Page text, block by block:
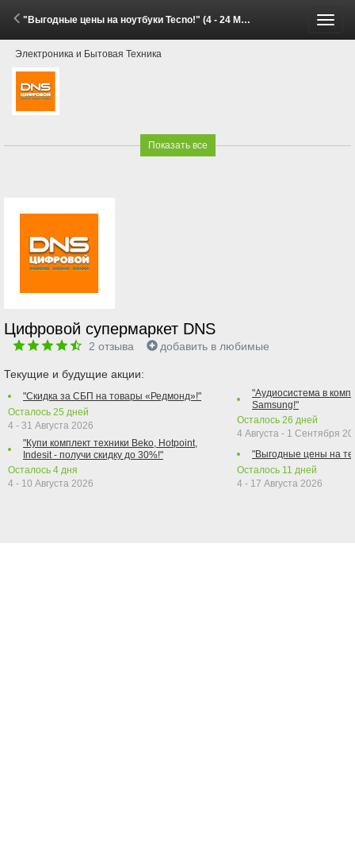
"Выгодные цены на ноутбуки Tecno!" (4 - 24 Мая 2026)
Электроника и Бытовая Техника
Показать все
Цифровой супермаркет DNS
2 отзыва добавить в любимые
Текущие и будущие акции:
"Скидка за СБП на товары «Редмонд»!"
Осталось 25 дней
4 - 31 Августа 2026
"Купи комплект техники Beko, Hotpoint,
Indesit - получи скидку до 30%!"
Осталось 4 дня
4 - 10 Августа 2026
"Аудиосистема в
Samsung!"
Осталось 26 дней
4 Августа - 1 Сентября
"Выгодные цены на
Осталось 11 дней
4 - 17 Августа 2026